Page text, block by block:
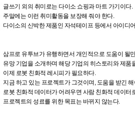
글쓰기 외의 취미로는 다이소 쇼핑과 마트 가기이다.
주말에는 이런 취미활동을 보장해 줘야 한다.
다이소의 신박한 제품인 자석테이프 등에서 아이디
삼프로 유투브가 유행하면서 개인적으로 도움이 될
유망 기업을 소개하며 해당 기업의 히스토리와 제품
이제 로봇 친화적 레시피가 필요하다.
지금 하고 있는 프로젝트가 그것이며, 도움을 받긴 해
로봇 친화적 데이터가 어려우면 사람 친화적 데이터
프로젝트의 성료를 위한 목표는 바뀌지 않는다.